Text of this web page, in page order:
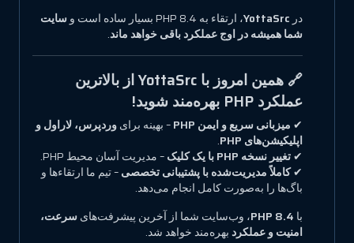
در YottaSrc، ارتقاء به PHP 8.4 بسیار ساده است و
سایت
شما همیشه در اوج عملکرد باقی خواهد ماند.
🔗 همین امروز با YottaSrc از بالاترین
عملکرد PHP بهره‌مند شوید!
✔ میزبانی سریع و ایمن PHP – بهینه برایوردپرس، لاراول و
اپلیکیشن‌های PHP
.
✔تغییر نسخه PHP با یک کلیک
– مدیریت آسان محیط PHP.
✔کاملاً مدیریت‌شده با پشتیبانی تخصصی– تیم ما ارتقاءها و
باگ‌ها را به‌صورت کامل انجام می‌دهد.
با PHP 8.4، وب‌سایت شما از آخرین پیشرفت‌هایسرعت،
امنیت و عملکردبهره‌مند خواهد شد.